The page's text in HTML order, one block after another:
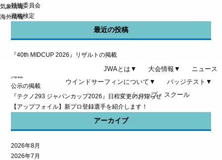
気象情報
海外情報
JWAとは▼ 大会情報▼
ニュース
ウインドサーフィンについて▼
バッジテスト▼
ショップ・スクール
競技委員会
資格検定
最近の投稿
『40th MIDCUP 2026』リザルトの掲載
『第10回横須賀・三浦フォイルスラロームレース』エントリーフォームの
掲載
公示の掲載
『テクノ293 ジャパンカップ2026』日程変更のお知らせ
【アップフォイル】新プロ登録選手を紹介します！
アーカイブ
2026年8月
2026年7月